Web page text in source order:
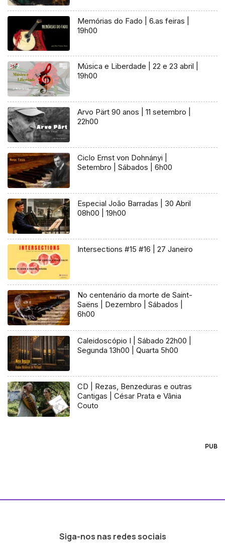
Memórias do Fado | 6.as feiras |
19h00
Música e Liberdade | 22 e 23 abril |
19h00
Arvo Pärt 90 anos | 11 setembro |
22h00
Ciclo Ernst von Dohnányi |
Setembro | Sábados | 6h00
Especial João Barradas | 30 Abril
08h00 | 19h00
Intersections #15 #16 | 27 Janeiro
No centenário da morte de Saint-
Saëns | Dezembro | Sábados |
6h00
Caleidoscópio I | Sábado 22h00 |
Segunda 13h00 | Quarta 5h00
CD | Rezas, Benzeduras e outras
Cantigas | César Prata e Vânia
Couto
PUB
Siga-nos nas redes sociais